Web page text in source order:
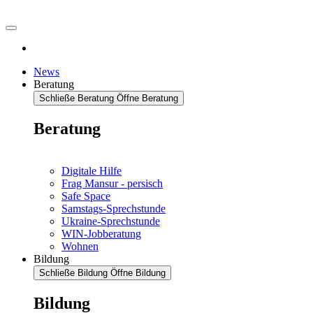
News
Beratung
Schließe Beratung Öffne Beratung
Beratung
Digitale Hilfe
Frag Mansur - persisch
Safe Space
Samstags-Sprechstunde
Ukraine-Sprechstunde
WIN-Jobberatung
Wohnen
Bildung
Schließe Bildung Öffne Bildung
Bildung